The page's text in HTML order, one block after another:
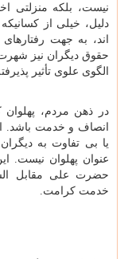
نیست، بلکه منزلتی
دلیل، خیلی از
اند، به جهت رفتارهای
حقوق دیگران نیز شهرت
الگوی علوی تأثیر
در ذهن مردم،
انصاف و خدمت باشد.
یا بی تفاوت به
عنوان پهلوان نیست.
حضرت علی مقابل
خدمت کرامت.